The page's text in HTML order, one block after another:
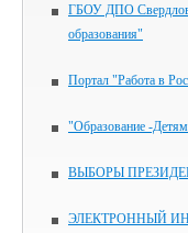
ГБОУ ДПО
образования"
Портал "Работа в
"Образование -
ВЫБОРЫ
ЭЛЕКТРОННЫЙ